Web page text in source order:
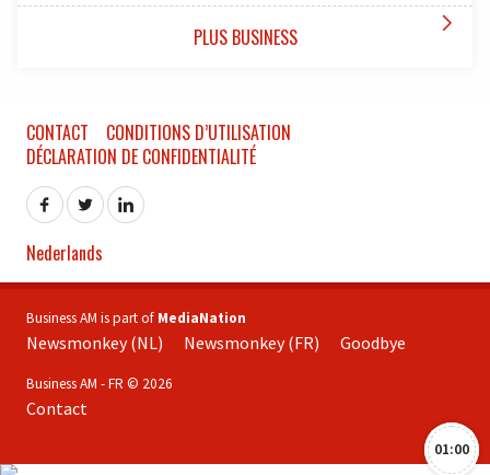
PLUS BUSINESS 
01:00
CONTACT
CONDITIONS D’UTILISATION
DÉCLARATION DE CONFIDENTIALITÉ
Nederlands
Business AM is part of MediaNation
Newsmonkey (NL) Newsmonkey (FR) Goodbye
Business AM - FR © 2026
Contact